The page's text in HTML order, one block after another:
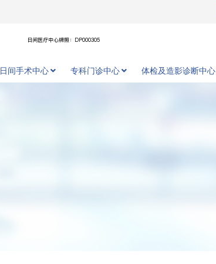
日间医疗中心牌照：DP000305
日间手术中心 专科门诊中心 体检及造影诊断中心